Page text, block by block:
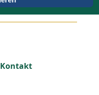
Kontakt